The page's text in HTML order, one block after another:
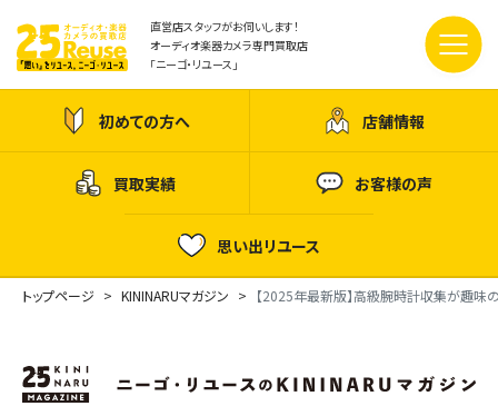
直営店スタッフがお伺いします！
オーディオ楽器カメラ専門買取店
「ニーゴ・リユース」
初めての方へ 店舗情報
買取実績 お客様の声
思い出リユース
トップページ KININARUマガジン 【2025年最新版】高級腕時計収集が趣味